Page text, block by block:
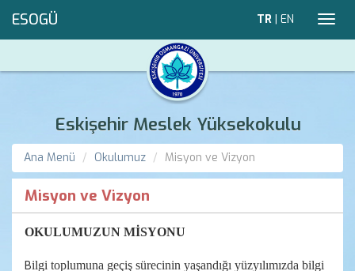
ESOGÜ TR | EN
Eskişehir Meslek Yüksekokulu
Ana Menü Okulumuz Misyon ve Vizyon
Misyon ve Vizyon
OKULUMUZUN MİSYONU
Bilgi toplumuna geçiş sürecinin yaşandığı yüzyılımızda bilgi